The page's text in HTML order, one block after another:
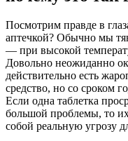
Посмотрим правде в
аптечкой? Обычно мы
— при высокой
Довольно неожиданно
действительно есть
средство, но со сроком
Если одна таблетка
большой проблемы, то
собой реальную угрозу